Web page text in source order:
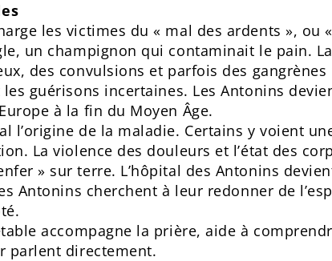
les victimes du « mal des ardents », ou
un champignon qui contaminait le pain.
des convulsions et parfois des gangrènes
guérisons incertaines. Les Antonins
à la fin du Moyen Âge.
l’origine de la maladie. Certains y voient
La violence des douleurs et l’état des
» sur terre. L’hôpital des Antonins
Antonins cherchent à leur redonner de
accompagne la prière, aide à
parlent directement.